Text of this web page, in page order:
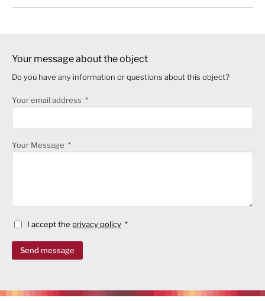
Your message about the object
Do you have any information or questions about this object?
Your email address
Your Message
I accept the privacy policy
Send message